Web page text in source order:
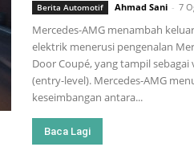
Berita Automotif Ahmad Sani - 7
Mercedes-AMG menambah
elektrik menerusi pengenalan
Door Coupé, yang tampil
(entry-level). Mercedes-AMG
keseimbangan antara...
Baca Lagi